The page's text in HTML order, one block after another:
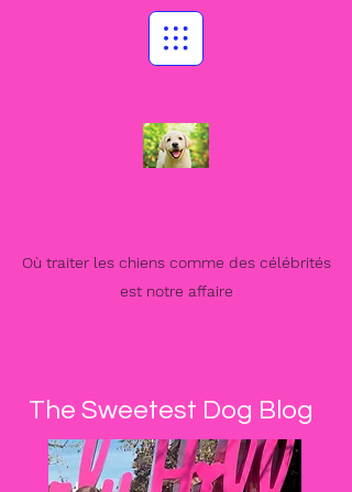
Où traiter les chiens comme des célébrités
est notre affaire
The Sweetest Dog Blog